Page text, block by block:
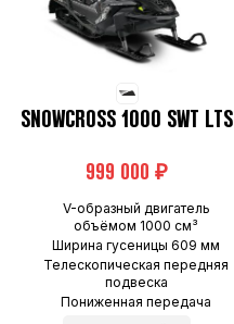
SNOWCROSS 1000 SWT LTS
₽
V-образный двигатель
объёмом 1000 см³
Ширина гусеницы 609 мм
Телескопическая передняя
подвеска
Пониженная передача